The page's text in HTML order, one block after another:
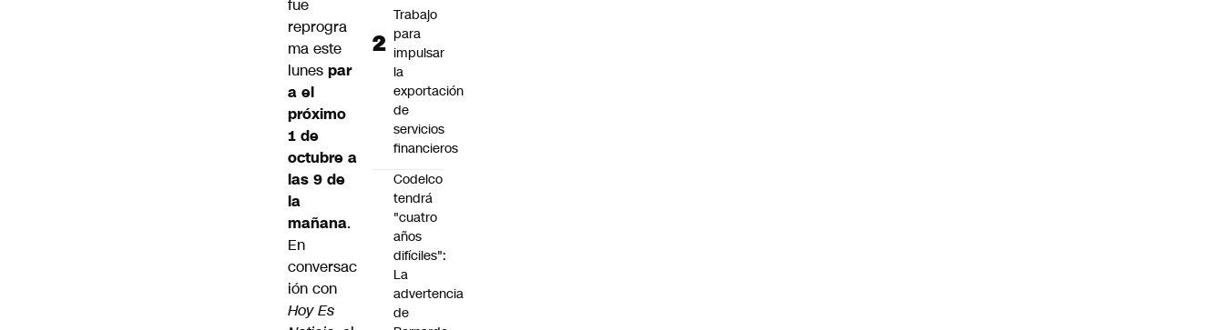
fue
reprogra
ma este
lunes par
a el
próximo
1 de
octubre a
las 9 de
la
mañana.
En
conversac
ión con
Hoy Es
Trabajo
para
impulsar
la
exportación
de
servicios
financieros
Codelco
tendrá
"cuatro
años
difíciles":
La
advertencia
de